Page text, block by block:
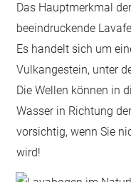
Das Hauptmerkmal
beeindruckende
Es handelt sich um
Vulkangestein, unter
Die Wellen können in
Wasser in Richtung
vorsichtig, wenn Sie
wird!